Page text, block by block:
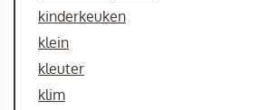
kinderkeuken
klein
kleuter
klim